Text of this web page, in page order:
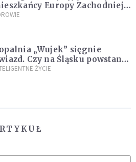
Europy Zachodniej?
wskazuje główne
„Wujek” sięgnie
Czy na Śląsku powstanie
Krzemowa”?
ŻYCIE